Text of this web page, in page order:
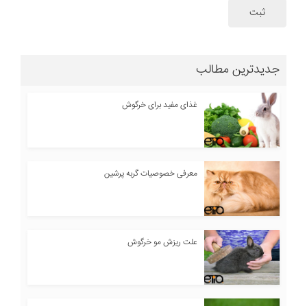
ثبت
جدیدترین مطالب
غذای مفید برای خرگوش
معرفی خصوصیات گربه پرشین
علت ریزش مو خرگوش